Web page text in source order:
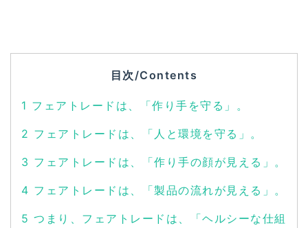
目次/Contents
1 フェアトレードは、「作り手を守る」。
2 フェアトレードは、「人と環境を守る」。
3 フェアトレードは、「作り手の顔が見える」。
4 フェアトレードは、「製品の流れが見える」。
5 つまり、フェアトレードは、「ヘルシーな仕組